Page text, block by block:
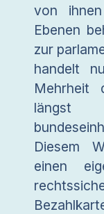
von
Ebenen
zur
handelt
Mehrheit
Diesem
einen